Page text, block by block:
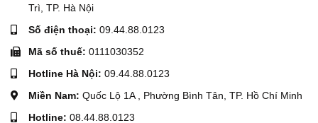
Trì, TP. Hà Nội
Số điện thoại: 09.44.88.0123
Mã số thuế: 0111030352
Hotline Hà Nội: 09.44.88.0123
Miền Nam: Quốc Lộ 1A , Phường Bình Tân, TP. Hồ Chí Minh
Hotline: 08.44.88.0123